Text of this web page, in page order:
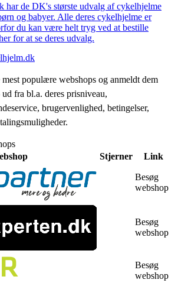
har de DK's største udvalg af cykelhjelme
og babyer. Alle deres cykelhjelme er
du kan være helt tryg ved at bestille
for at se deres udvalg.
populære webshops og anmeldt dem
fra bl.a. deres prisniveau,
brugervenlighed, betingelser,
Stjerner Link
Besøg
webshop
Besøg
webshop
Besøg
webshop